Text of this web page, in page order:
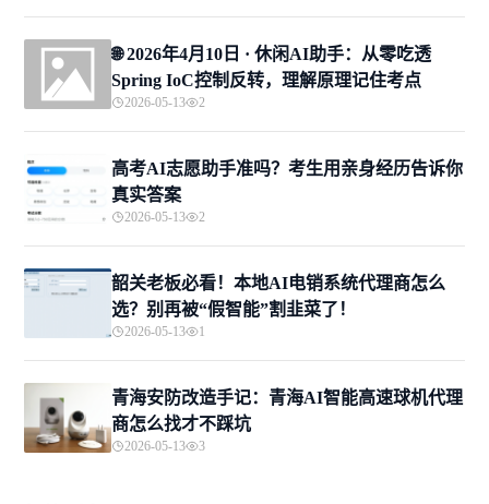
🌐 2026年4月10日 · 休闲AI助手：从零吃透
Spring IoC控制反转，理解原理记住考点
2026-05-13 2
高考AI志愿助手准吗？考生用亲身经历告诉你
真实答案
2026-05-13 2
韶关老板必看！本地AI电销系统代理商怎么
选？别再被“假智能”割韭菜了！
2026-05-13 1
青海安防改造手记：青海AI智能高速球机代理
商怎么找才不踩坑
2026-05-13 3